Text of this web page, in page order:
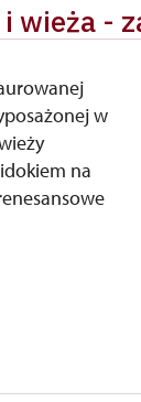
wieża -
w
na